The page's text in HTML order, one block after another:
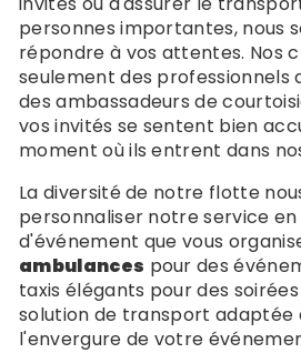
personnes importantes, nous
répondre à vos attentes. Nos
seulement des professionnels
des ambassadeurs de
vos invités se sentent bien
moment où ils entrent dans
La diversité de notre flotte
personnaliser notre service
d'événement que vous
ambulances pour des
taxis élégants pour des soirées
solution de transport adaptée
l'envergure de votre